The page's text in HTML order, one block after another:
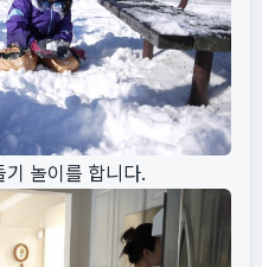
놀이를 합니다.